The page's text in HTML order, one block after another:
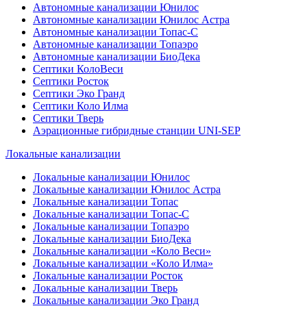
Автономные канализации Юнилос
Автономные канализации Юнилос Астра
Автономные канализации Топас-С
Автономные канализации Топаэро
Автономные канализации БиоДека
Септики КолоВеси
Септики Росток
Септики Эко Гранд
Септики Коло Илма
Септики Тверь
Аэрационные гибридные станции UNI-SEP
Локальные канализации
Локальные канализации Юнилос
Локальные канализации Юнилос Астра
Локальные канализации Топас
Локальные канализации Топас-С
Локальные канализации Топаэро
Локальные канализации БиоДека
Локальные канализации «Коло Веси»
Локальные канализации «Коло Илма»
Локальные канализации Росток
Локальные канализации Тверь
Локальные канализации Эко Гранд